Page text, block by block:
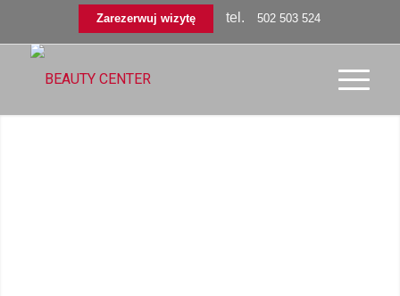
Zarezerwuj wizytę tel. 502 503 524